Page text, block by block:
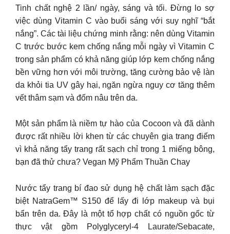
Tinh chất nghệ 2 lần/ ngày, sáng và tối. Đừng lo sợ
việc dùng Vitamin C vào buổi sáng với suy nghĩ “bắt
nắng”. Các tài liệu chứng minh rằng: nên dùng Vitamin
C trước bước kem chống nắng mỗi ngày vì Vitamin C
trong sản phẩm có khả năng giúp lớp kem chống nắng
bền vững hơn với môi trường, tăng cường bảo vệ làn
da khỏi tia UV gây hại, ngăn ngừa nguy cơ tăng thêm
vết thâm sạm và đốm nâu trên da.
Một sản phẩm là niềm tự hào của Cocoon và đã dành
được rất nhiều lời khen từ các chuyên gia trang điểm
vì khả năng tẩy trang rất sạch chỉ trong 1 miếng bông,
bạn đã thử chưa? Vegan Mỹ Phẩm Thuần Chay
Nước tẩy trang bí đao sử dụng hệ chất làm sạch đặc
biệt NatraGem™ S150 để lấy đi lớp makeup và bụi
bẩn trên da. Đây là một tổ hợp chất có nguồn gốc từ
thực vật gồm Polyglyceryl-4 Laurate/Sebacate,